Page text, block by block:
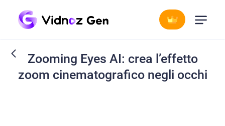
Zooming Eyes AI: crea l’effetto
zoom cinematografico negli occhi